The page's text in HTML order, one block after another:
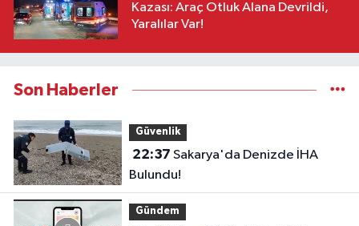
Kazası: Araç Otluk Alana Devrildi,
Yaralılar Var!
Son Haberler
Güvenlik
22:37
Bulundu!
Gündem